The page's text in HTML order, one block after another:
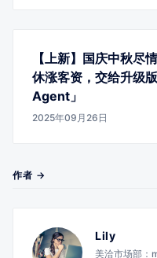
【上新】国庆中秋尽
休涨客资，交给升级
Agent」
2025年09月26日
作者 →
Lily
美洽市场部：